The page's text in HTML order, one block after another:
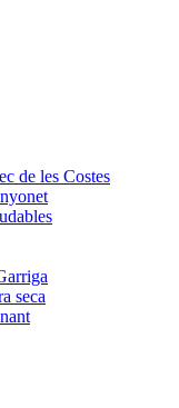
de les Costes
seca